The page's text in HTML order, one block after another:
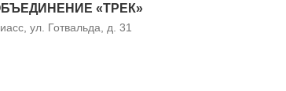
«ТРЕК»
ул. Готвальда, д. 31